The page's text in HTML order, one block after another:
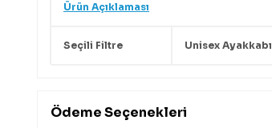
Ürün Açıklaması
Seçili Filtre Unisex Ayakkabı
Ödeme Seçenekleri